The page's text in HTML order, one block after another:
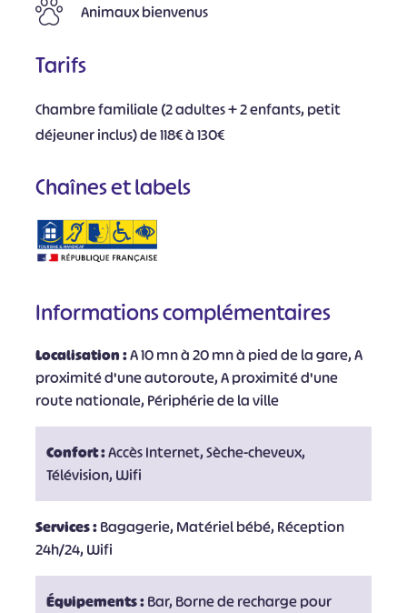
Animaux bienvenus
Tarifs
Chambre familiale (2 adultes + 2 enfants, petit
déjeuner inclus) de 118€ à 130€
Chaînes et labels
Informations complémentaires
Localisation :A 10 mn à 20 mn à pied de la gare, A
proximité d'une autoroute, A proximité d'une
route nationale, Périphérie de la ville
Confort :Accès Internet, Sèche-cheveux,
Télévision, Wifi
Services :Bagagerie, Matériel bébé, Réception
24h/24, Wifi
Équipements :Bar, Borne de recharge pour